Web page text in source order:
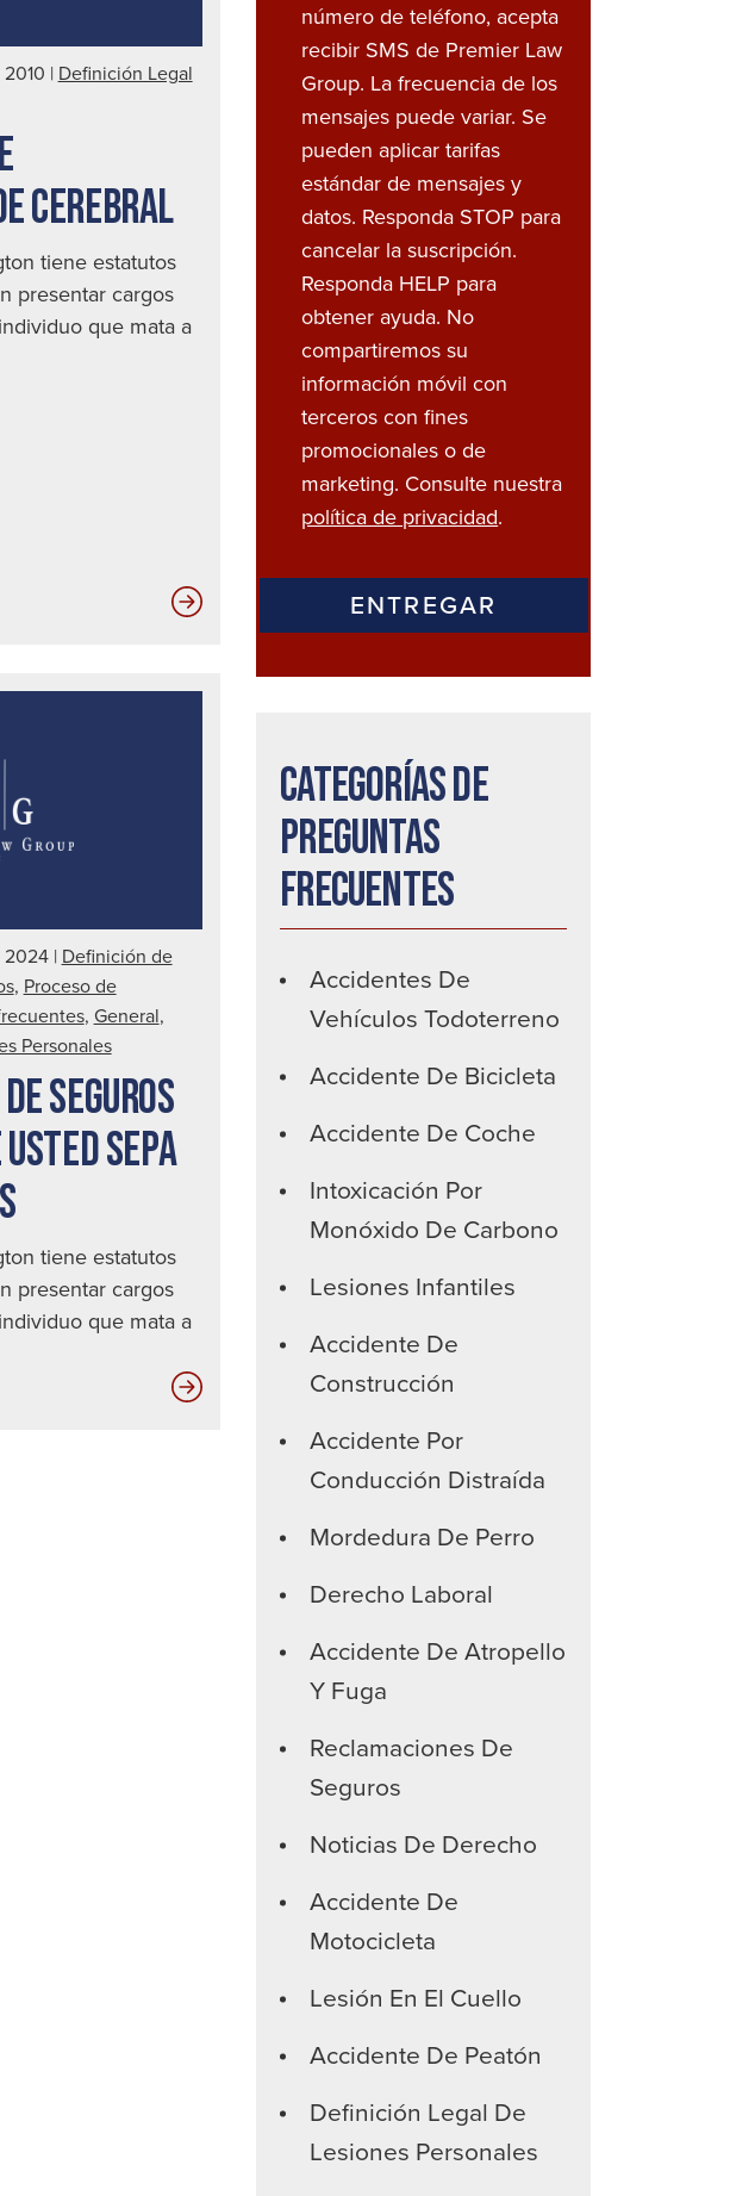
| Definición Legal
CEREBRAL
tiene estatutos
presentar cargos
que mata a
Información
de
2024| Definición de
, Proceso de
, General,
Personales
SEGUROS
SEPA
tiene estatutos
presentar cargos
que mata a
Las
número de teléfono, acepta
recibir SMS de Premier Law
Group. La frecuencia de los
mensajes puede variar. Se
pueden aplicar tarifas
estándar de mensajes y
datos. Responda STOP para
cancelar la suscripción.
Responda HELP para
obtener ayuda. No
compartiremos su
información móvil con
terceros con fines
promocionales o de
marketing. Consulte nuestra
política de privacidad.
Categorías de
preguntas
frecuentes
Accidentes De
Vehículos Todoterreno
Accidente De Bicicleta
Accidente De Coche
Intoxicación Por
Monóxido De Carbono
Lesiones Infantiles
Accidente De
Construcción
Accidente Por
Conducción Distraída
Mordedura De Perro
Derecho Laboral
Accidente De Atropello
Y Fuga
Reclamaciones De
Seguros
Noticias De Derecho
Accidente De
Motocicleta
Lesión En El Cuello
Accidente De Peatón
Definición Legal De
Lesiones Personales